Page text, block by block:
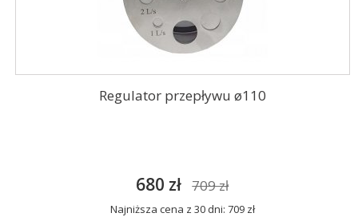
Regulator przepływu ø110
680 zł 709 zł
Najniższa cena z 30 dni: 709 zł